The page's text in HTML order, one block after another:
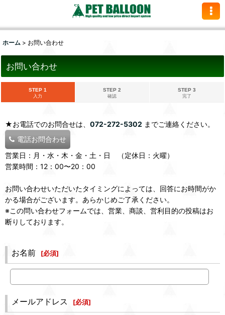
ホーム > お問い合わせ
お問い合わせ
STEP 1
入力
STEP 2
確認
STEP 3
完了
★お電話でのお問合せは、 072-272-5302 までご連絡ください。
電話お問合わせ
営業日：月・水・木・金・土・日 （定休日：火曜）
営業時間：12：00〜20：00
お問い合わせいただいたタイミングによっては、回答にお時間がか
かる場合がございます。あらかじめご了承ください。
※この問い合わせフォームでは、営業、商談、営利目的の投稿はお
断りしております。
お名前 [必須]
メールアドレス [必須]